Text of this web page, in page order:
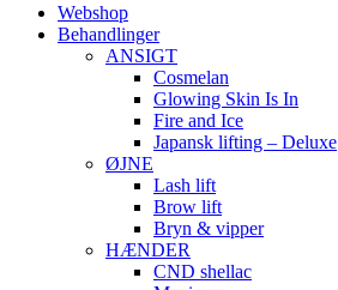
Webshop
Behandlinger
ANSIGT
Cosmelan
Glowing Skin Is In
Fire and Ice
Japansk lifting – Deluxe
ØJNE
Lash lift
Brow lift
Bryn & vipper
HÆNDER
CND shellac